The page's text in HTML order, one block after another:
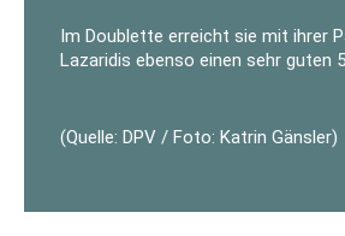
Im Doublette erreicht sie mit ihrer
Lazaridis ebenso einen sehr guten
(Quelle: DPV / Foto: Katrin Gänsler)